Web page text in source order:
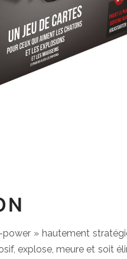
» hautement
explose, meure et soit